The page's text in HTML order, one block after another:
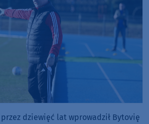
dziewięć lat wprowadził Bytovię